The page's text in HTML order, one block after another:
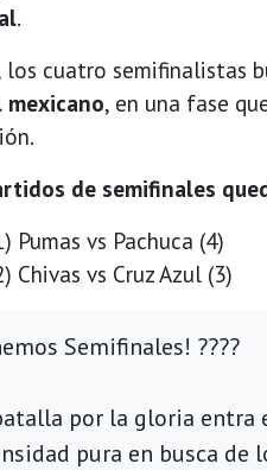
.
los cuatro semifinalistas
, en una fase
de semifinales
Pumas vs Pachuca (4)
Chivas vs Cruz Azul (3)
Semifinales! ????
por la gloria entra
pura en busca de